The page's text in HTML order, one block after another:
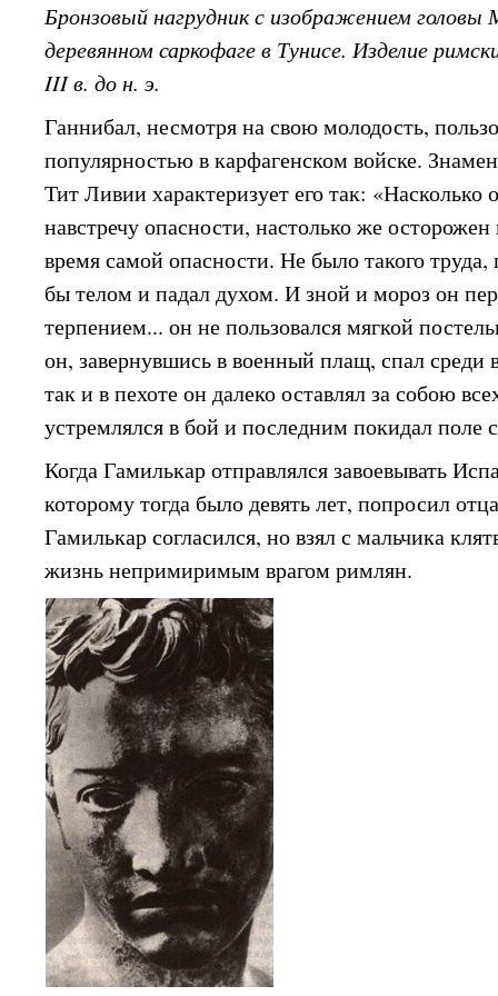
Бронзовый нагрудник с изображением
деревянном саркофаге в Тунисе. Изделие
III в. до н. э.
Ганнибал, несмотря на свою молодость,
популярностью в карфагенском войске.
Тит Ливии характеризует его так: «Насколько
навстречу опасности, настолько же
время самой опасности. Не было такого
бы телом и падал духом. И зной и мороз он
терпением... он не пользовался мягкой
он, завернувшись в военный плащ, спал среди
так и в пехоте он далеко оставлял за собою
устремлялся в бой и последним покидал поле
Когда Гамилькар отправлялся завоевывать
которому тогда было девять лет, попросил
Гамилькар согласился, но взял с мальчика
жизнь непримиримым врагом римлян.